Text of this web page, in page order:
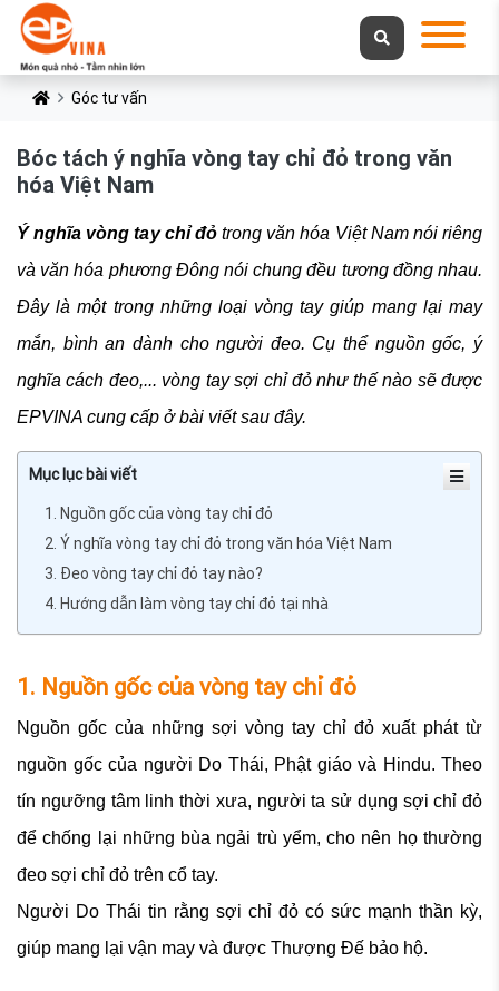
Góc tư vấn
Bóc tách ý nghĩa vòng tay chỉ đỏ trong văn
hóa Việt Nam
Ý nghĩa vòng tay chỉ đỏ trong văn hóa Việt Nam nói riêng
và văn hóa phương Đông nói chung đều tương đồng nhau.
Đây là một trong những loại vòng tay giúp mang lại may
mắn, bình an dành cho người đeo. Cụ thể nguồn gốc, ý
nghĩa cách đeo,... vòng tay sợi chỉ đỏ như thế nào sẽ được
EPVINA cung cấp ở bài viết sau đây.
Mục lục bài viết
1. Nguồn gốc của vòng tay chỉ đỏ
2. Ý nghĩa vòng tay chỉ đỏ trong văn hóa Việt Nam
3. Đeo vòng tay chỉ đỏ tay nào?
4. Hướng dẫn làm vòng tay chỉ đỏ tại nhà
1. Nguồn gốc của vòng tay chỉ đỏ
Nguồn gốc của những sợi vòng tay chỉ đỏ xuất phát từ
nguồn gốc của người Do Thái, Phật giáo và Hindu. Theo
tín ngưỡng tâm linh thời xưa, người ta sử dụng sợi chỉ đỏ
để chống lại những bùa ngải trù yểm, cho nên họ thường
đeo sợi chỉ đỏ trên cổ tay.
Người Do Thái tin rằng sợi chỉ đỏ có sức mạnh thần kỳ,
giúp mang lại vận may và được Thượng Đế bảo hộ.